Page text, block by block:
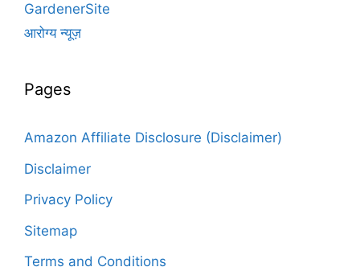
GardenerSite
आरोग्य न्यूज़
Pages
Amazon Affiliate Disclosure (Disclaimer)
Disclaimer
Privacy Policy
Sitemap
Terms and Conditions